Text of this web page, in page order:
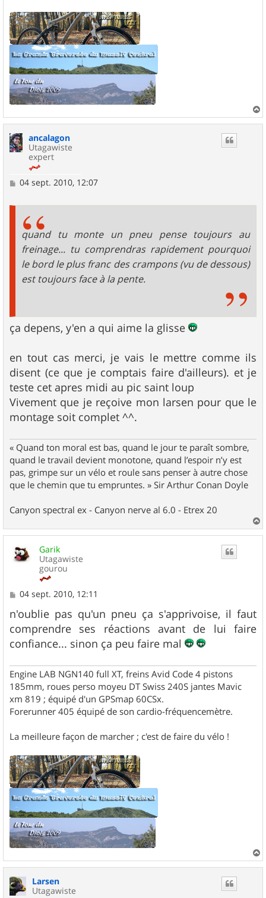
a
ancalagon
Utagawiste
expert
M
04 sept. 2010, 12:07
quand tu monte un pneu pense toujours au
freinage... tu comprendras rapidement pourquoi
le bord le plus franc des crampons (vu de dessous)
est toujours face à la pente.
ça depens, y'en a qui aime la glisse
en tout cas merci, je vais le mettre comme ils
disent (ce que je comptais faire d'ailleurs). et je
teste cet apres midi au pic saint loup
Vivement que je reçoive mon larsen pour que le
montage soit complet ^^.
« Quand ton moral est bas, quand le jour te paraît sombre,
quand le travail devient monotone, quand l’espoir n’y est
pas, grimpe sur un vélo et roule sans penser à autre chose
que le chemin que tu empruntes. » Sir Arthur Conan Doyle
Canyon spectral ex - Canyon nerve al 6.0 - Etrex 20
a
Garik
Utagawiste
gourou
M
s
s
a
g
e
04 sept. 2010, 12:11
n'oublie pas qu'un pneu ça s'apprivoise, il faut
comprendre ses réactions avant de lui faire
confiance... sinon ça peu faire mal
Engine LAB NGN140 full XT, freins Avid Code 4 pistons
185mm, roues perso moyeu DT Swiss 240S jantes Mavic
xm 819 ; équipé d'un GPSmap 60CSx.
Forerunner 405 équipé de son cardio-fréquencemètre.
La meilleure façon de marcher ; c'est de faire du vélo !
a
Larsen
Utagawiste